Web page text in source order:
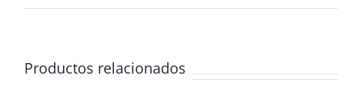
Productos relacionados